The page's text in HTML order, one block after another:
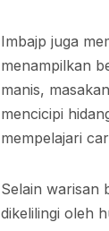
Imbajp juga
menampilkan
manis,
mencicipi
mempelajari
Selain warisan
dikelilingi oleh